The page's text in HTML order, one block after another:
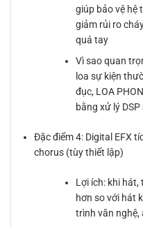
giúp bảo vệ hệ
giảm rủi ro
quá tay
Vì sao quan
loa sự kiện
đục, LOA
bằng xử lý
Đặc điểm 4: Digital EFX
chorus (tùy thiết lập)
Lợi ích: khi hát,
hơn so với hát
trình văn